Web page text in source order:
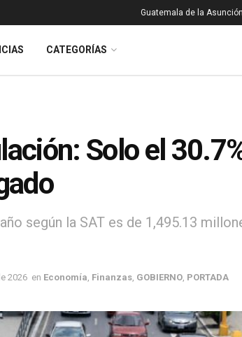
Guatemala de la Asunción
CATEGORÍAS
Solo el
según la SAT es de 1,495.13
2026 en Economía Finanzas GOBIERNO PORTADA